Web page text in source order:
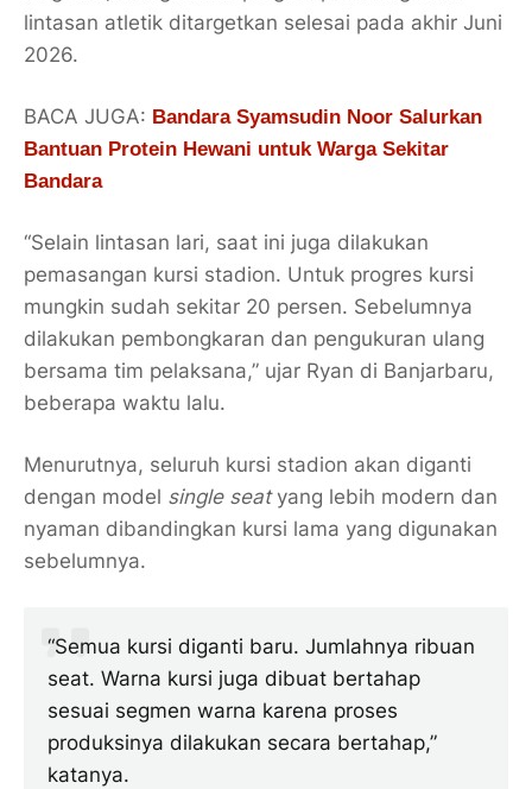
lintasan atletik ditargetkan selesai pada akhir Juni
2026.
BACA JUGA: Bandara Syamsudin Noor Salurkan
Bantuan Protein Hewani untuk Warga Sekitar
Bandara
“Selain lintasan lari, saat ini juga dilakukan
pemasangan kursi stadion. Untuk progres kursi
mungkin sudah sekitar 20 persen. Sebelumnya
dilakukan pembongkaran dan pengukuran ulang
bersama tim pelaksana,” ujar Ryan di Banjarbaru,
beberapa waktu lalu.
Menurutnya, seluruh kursi stadion akan diganti
dengan model single seatyang lebih modern dan
nyaman dibandingkan kursi lama yang digunakan
sebelumnya.
“Semua kursi diganti baru. Jumlahnya ribuan
seat. Warna kursi juga dibuat bertahap
sesuai segmen warna karena proses
produksinya dilakukan secara bertahap,”
katanya.